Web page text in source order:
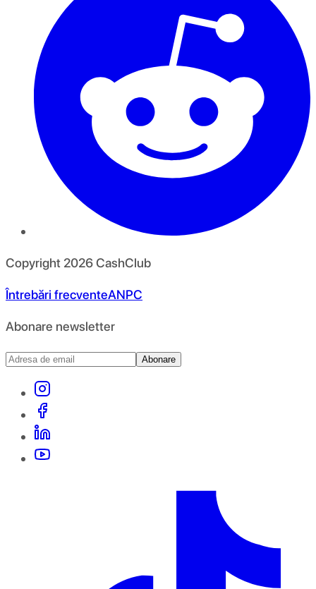
Copyright 2026CashClub
Întrebări frecventeANPC
Abonare newsletter
Abonare